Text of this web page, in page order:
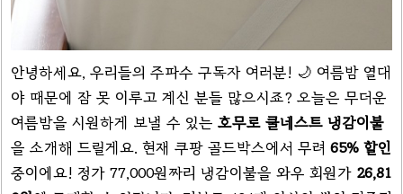
안녕하세요, 우리들의 주파수 구독자 여러분! 🌙 여름밤 열대
야 때문에 잠 못 이루고 계신 분들 많으시죠? 오늘은 무더운
여름밤을 시원하게 보낼 수 있는 호무로 쿨네스트 냉감이불
을 소개해 드릴게요. 현재 쿠팡 골드박스에서 무려 65% 할인
중이에요! 정가 77,000원짜리 냉감이불을 와우 회원가 26,81